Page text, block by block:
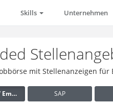
Skills Unternehmen
mit Stellenanzeigen
Hardware / Embedded SAP